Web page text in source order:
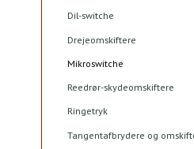
Dil-switche
Drejeomskiftere
Mikroswitche
Reedrør-skydeomskiftere
Ringetryk
Tangentafbrydere og